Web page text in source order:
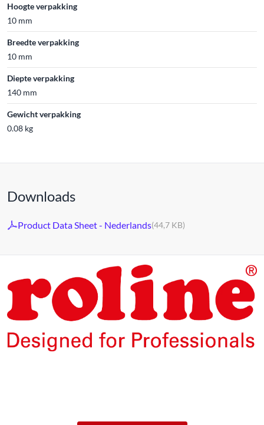
Hoogte verpakking
10 mm
Breedte verpakking
10 mm
Diepte verpakking
140 mm
Gewicht verpakking
0.08 kg
Downloads
Product Data Sheet - Nederlands(44,7 KB)